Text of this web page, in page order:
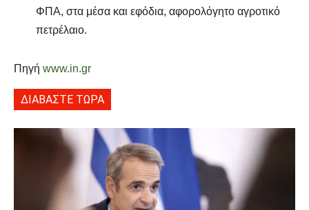
ΦΠΑ, στα μέσα και εφόδια, αφορολόγητο αγροτικό
πετρέλαιο.
Πηγή www.in.gr
ΔΙΑΒΑΣΤΕ ΤΩΡΑ